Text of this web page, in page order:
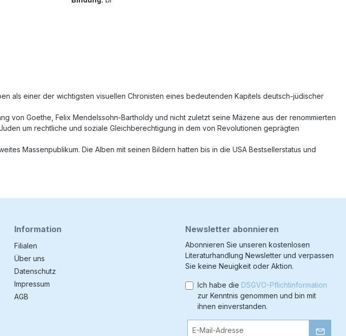
als einer der wichtigsten visuellen Chronisten eines bedeutenden Kapitels deutsch-jüdischer
von Goethe, Felix Mendelssohn-Bartholdy und nicht zuletzt seine Mäzene aus der renommierten
um rechtliche und soziale Gleichberechtigung in dem von Revolutionen geprägten
Massenpublikum. Die Alben mit seinen Bildern hatten bis in die USA Bestsellerstatus und
Information
Filialen
Über uns
Datenschutz
Impressum
AGB
Newsletter abonnieren
Abonnieren Sie unseren kostenlosen
Literaturhandlung Newsletter und verpassen
Sie keine Neuigkeit oder Aktion.
Ich habe die DSGVO-Pflichtinformation
zur Kenntnis genommen und bin mit
ihnen einverstanden.